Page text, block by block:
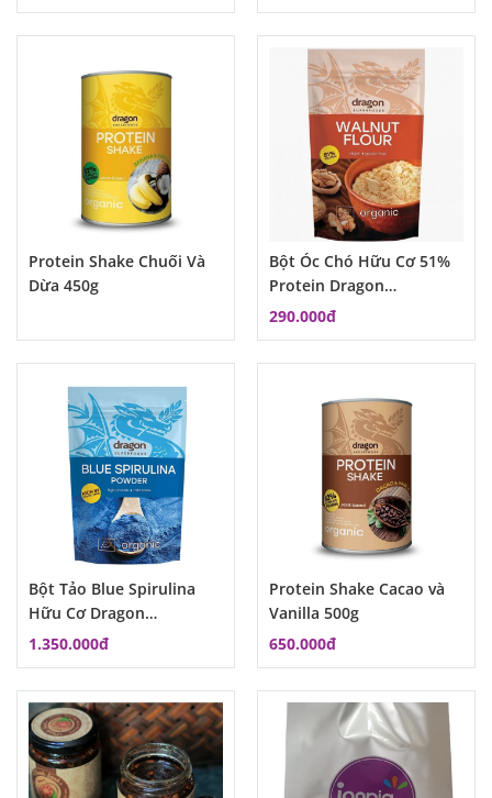
Protein Shake Chuối Và
Dừa 450g
Bột Óc Chó Hữu Cơ 51%
Protein Dragon
Superfood
290.000đ
Bột Tảo Blue Spirulina
Hữu Cơ Dragon
Superfoods 75g MSP:
1.350.000đ
Protein Shake Cacao và
Vanilla 500g
650.000đ